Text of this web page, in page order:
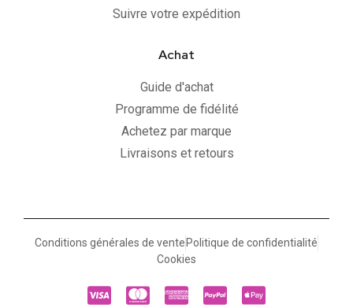
Suivre votre expédition
Achat
Guide d'achat
Programme de fidélité
Achetez par marque
Livraisons et retours
Conditions générales de vente Politique de confidentialité
Cookies